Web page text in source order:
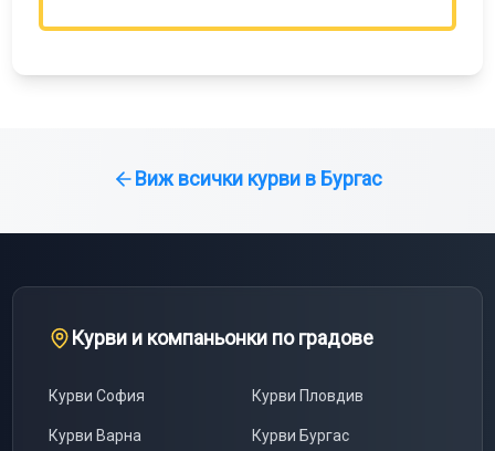
Виж всички курви в Бургас
Курви и компаньонки по градове
КурвиСофия Курви Пловдив
Курви Варна Курви Бургас